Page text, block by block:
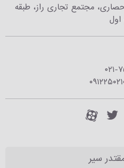
حصاری، مجتمع تجاری راز، طبقه
سیر